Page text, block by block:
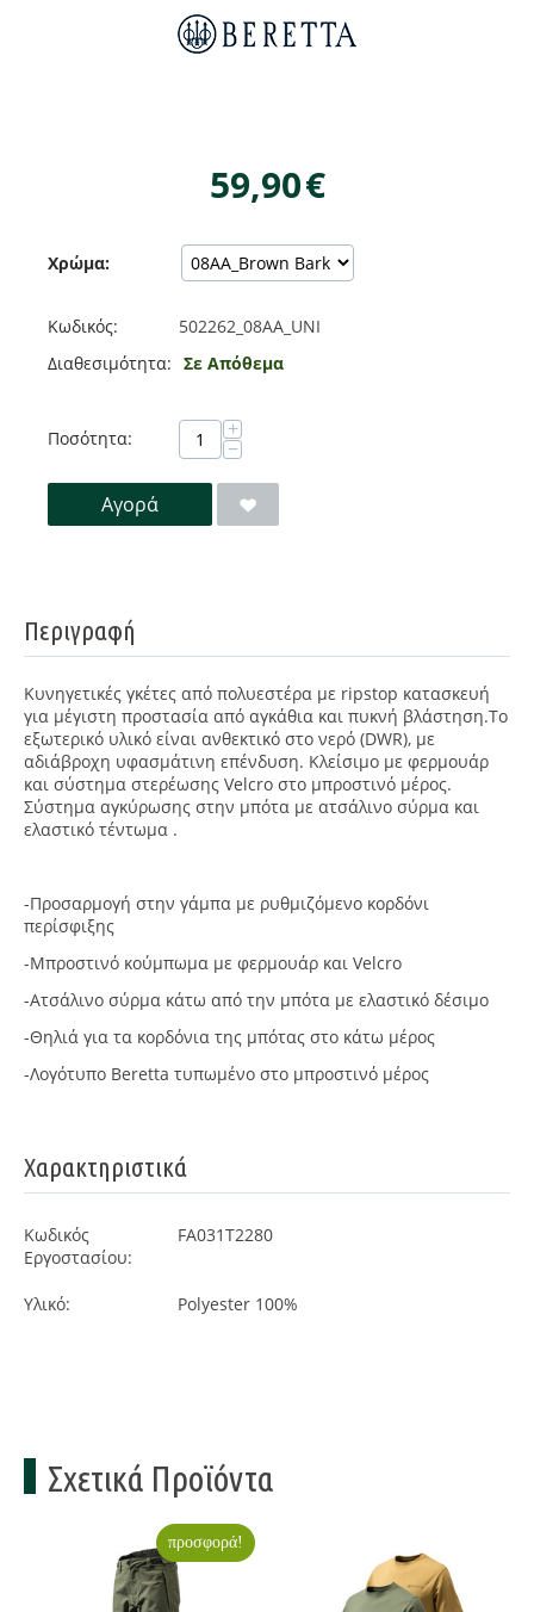
59,90€
Χρώμα:
Κωδικός:
502262_08AA_UNI
Διαθεσιμότητα: Σε Απόθεμα
Ποσότητα: +
−
Αγορά
Περιγραφή
Κυνηγετικές γκέτες από πολυεστέρα με ripstop κατασκευή
για μέγιστη προστασία από αγκάθια και πυκνή βλάστηση.Tο
εξωτερικό υλικό είναι ανθεκτικό στο νερό (DWR), με
αδιάβροχη υφασμάτινη επένδυση. Κλείσιμο με φερμουάρ
και σύστημα στερέωσης Velcro στο μπροστινό μέρος.
Σύστημα αγκύρωσης στην μπότα με ατσάλινο σύρμα και
ελαστικό τέντωμα .
-Προσαρμογή στην γάμπα με ρυθμιζόμενο κορδόνι
περίσφιξης
-Mπροστινό κούμπωμα με φερμουάρ και Velcro
-Aτσάλινο σύρμα κάτω από την μπότα με ελαστικό δέσιμο
-Θηλιά για τα κορδόνια της μπότας στο κάτω μέρος
-Λογότυπο Beretta τυπωμένο στο μπροστινό μέρος
Χαρακτηριστικά
Κωδικός
Εργοστασίου:
FA031T2280
Υλικό: Polyester 100%
Σχετικά Προϊόντα
προσφορά!